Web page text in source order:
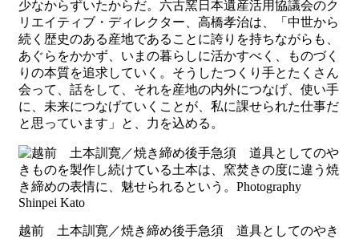
少なからずいたからだ。六古窯日本遺産活用協議会のク
リエイティブ・ディレクター、高橋孝治は、「中世から
続く歴史のある産地であることに誇りを持ちながらも、
あぐらをかかず、いまの暮らしに活かすべく、ものづく
りの本質を追求していく。そうしたつくり手とたくさん
会って、話をして、それを産地の内外につなげ、使い手
に、未来につなげていくことが、私に課せられた仕事だ
と思っています」と、力を込める。
越前 土本訓寛／焼き締め後手急須 道具としてのやき